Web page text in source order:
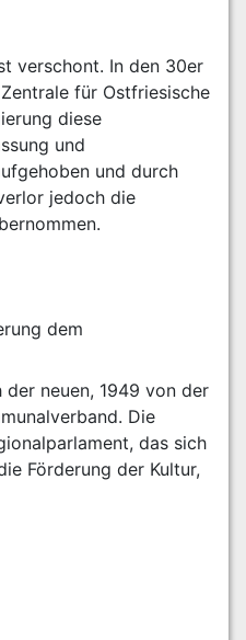
verschont. In den 30er
für Ostfriesische
diese
und
und durch
jedoch die
dem
neuen, 1949 von der
Die
das sich
Förderung der Kultur,